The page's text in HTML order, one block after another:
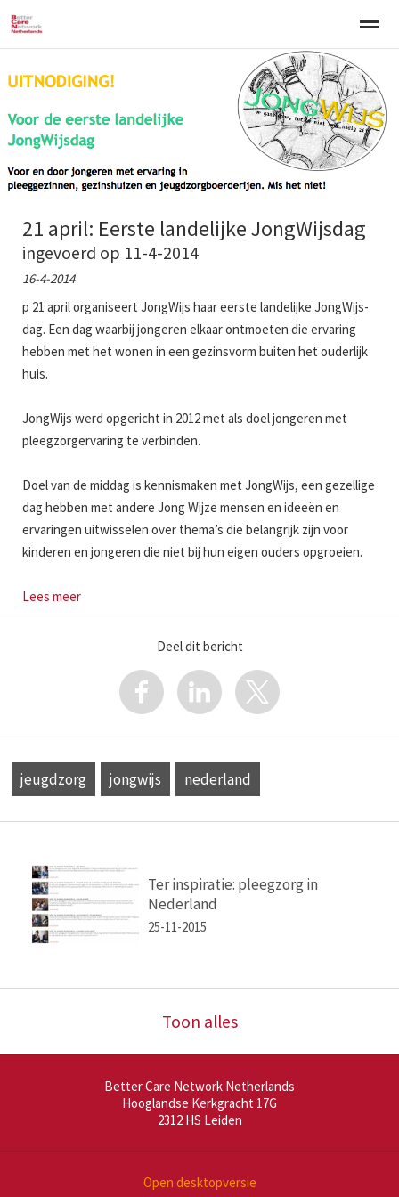
Welkom Over BCNN Werken met kinderen Gezinsgerichte
Home E-mail
21 april: Eerste landelijke JongWijsdag
ingevoerd op 11-4-2014
16-4-2014
p 21 april organiseert JongWijs haar eerste landelijke JongWijs-
dag. Een dag waarbij jongeren elkaar ontmoeten die ervaring
hebben met het wonen in een gezinsvorm buiten het ouderlijk
huis.
JongWijs werd opgericht in 2012 met als doel jongeren met
pleegzorgervaring te verbinden.
Doel van de middag is kennismaken met JongWijs, een gezellige
dag hebben met andere Jong Wijze mensen en ideeën en
ervaringen uitwisselen over thema’s die belangrijk zijn voor
kinderen en jongeren die niet bij hun eigen ouders opgroeien.
Lees meer
Deel dit bericht
jeugdzorg jongwijs nederland
Ter inspiratie: pleegzorg in
Nederland
25-11-2015
Toon alles
Better Care Network Netherlands
Hooglandse Kerkgracht 17G
2312 HS Leiden
Open desktopversie